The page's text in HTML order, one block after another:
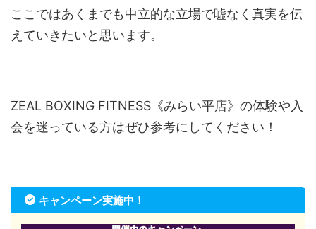
ここではあくまでも中立的な立場で嘘なく真実を伝
えていきたいと思います。
ZEAL BOXING FITNESS《みらい平店》の体験や入
会を迷っている方はぜひ参考にしてください！
キャンペーン実施中！